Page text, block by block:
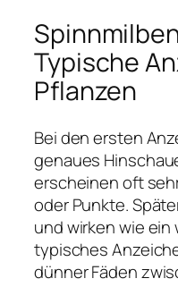
Typische
Pflanzen
Bei den ersten
genaues
erscheinen oft
oder Punkte.
und wirken wie
typisches
dünner Fäden